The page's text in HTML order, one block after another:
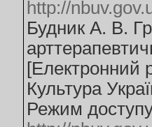
http://
Будник А. В.
[Електронний
Культура
Режим